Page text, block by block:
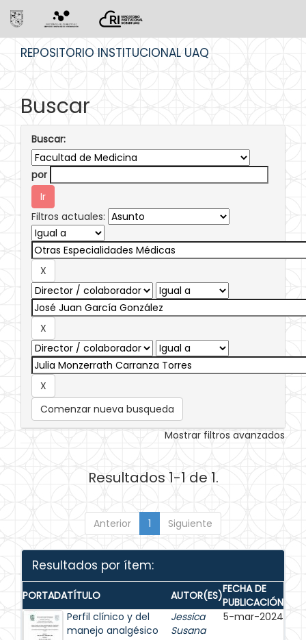
REPOSITORIO INSTITUCIONAL UAQ
Buscar
Buscar:
por
Filtros actuales:
Comenzar nueva busqueda
Mostrar filtros avanzados
Resultados 1-1 de 1.
Anterior 1 Siguiente
Resultados por ítem:
PORTADATÍTULO AUTOR(ES)FECHA DE
PUBLICACIÓN
Perfil clínico y del
manejo analgésico
Jessica
Susana
5-mar-2024